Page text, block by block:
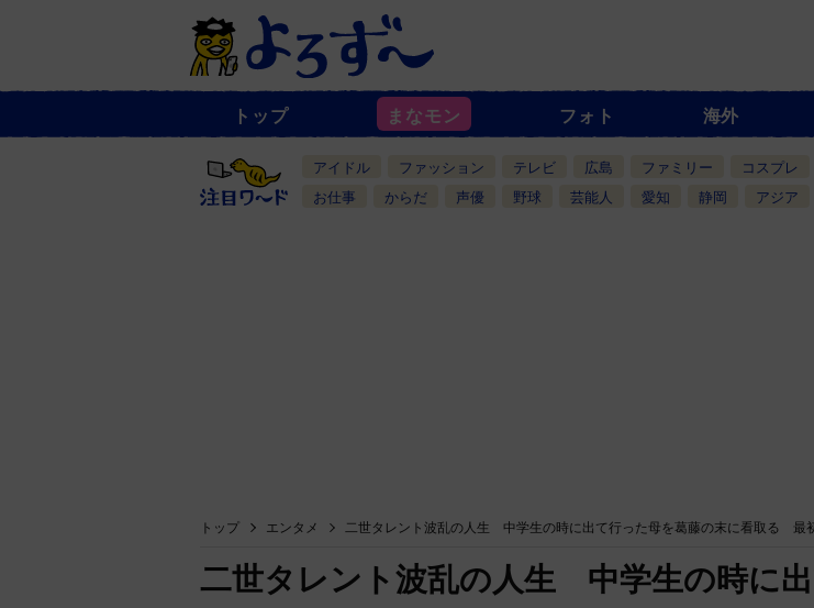
ュ
一
覧
トップ まなモン フォト 海外
アイドル ファッション テレビ 広島 ファミリー コスプレ
お仕事
からだ 声優 野球 芸能人 愛知 静岡 アジア
トップ エンタメ 二世タレント波乱の人生 中学生の時に出て行った母を葛藤の末に看取る 最
二世タレント波乱の人生 中学生の時に